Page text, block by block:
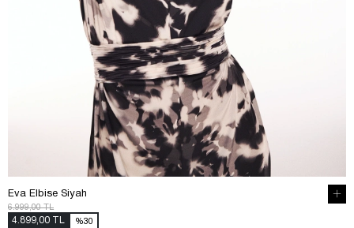
Eva Elbise Siyah
6.999,00 TL
4.899,00 TL %30